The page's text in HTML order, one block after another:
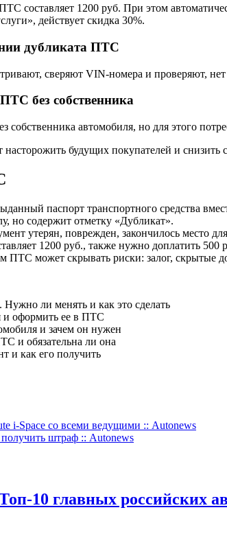
составляет 1200 руб. При этом
действует скидка 30%.
дубликата ПТС
сверяют VIN-номера и проверяют, нет
без собственника
автомобиля, но для этого
будущих покупателей и снизить
паспорт транспортного средства
но содержит отметку «Дубликат».
утерян, поврежден, закончилось место
1200 руб., также нужно доплатить 500
ПТС может скрывать риски: залог, скрытые
ли менять и как это сделать
и оформить ее в ПТС
и зачем он нужен
и обязательна ли она
и как его получить
i-Space со всеми ведущими :: Autonews
штраф :: Autonews
10 главных российских